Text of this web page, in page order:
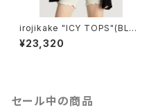
irojikake "ICY TOPS"(BLAC
K)
¥23,320
セール中の商品